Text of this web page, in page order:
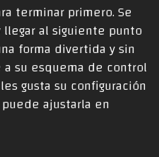
terminar primero. Se
al siguiente punto
forma divertida y sin
su esquema de control
gusta su configuración
ajustarla en